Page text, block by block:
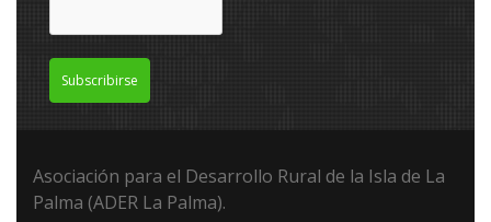
Subscribirse
Asociación para el Desarrollo Rural de la Isla de La
Palma (ADER La Palma).